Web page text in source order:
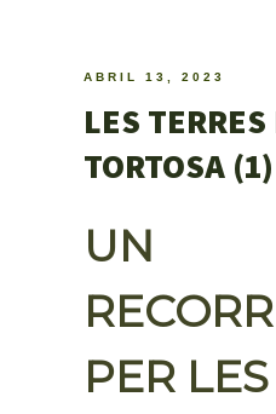
ABRIL 13, 2023
LES
TORTOSA (1)
UN
PER